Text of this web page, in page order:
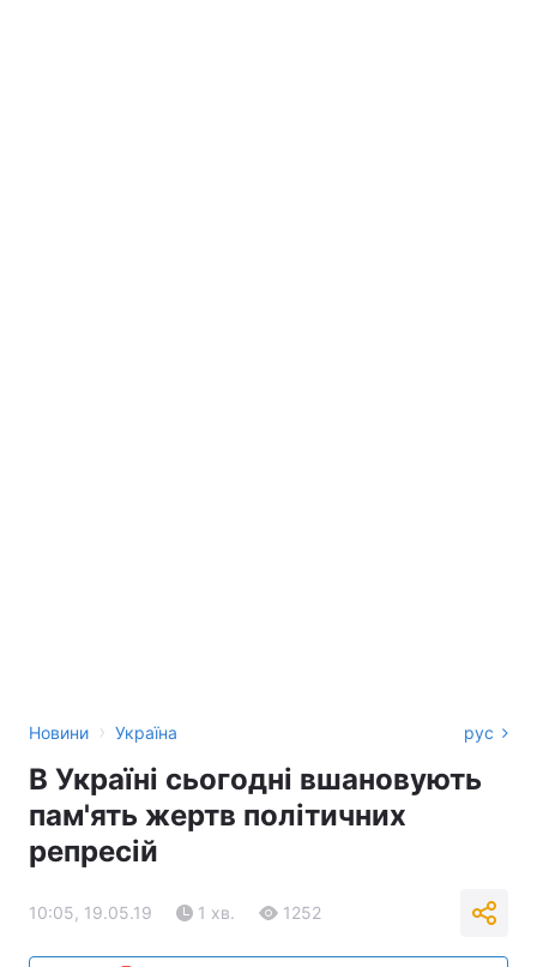
Новини › Україна рус
В Україні сьогодні вшановують
пам'ять жертв політичних
репресій
10:05, 19.05.19 1 хв. 1252